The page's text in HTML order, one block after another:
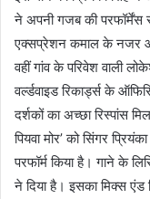
ने अपनी गजब की परफॉर्मेंस
एक्सप्रेशन कमाल के नजर आ
वहीं गांव के परिवेश वाली
वर्ल्डवाइड रिकार्ड्स के
दर्शकों का अच्छा रिस्पांस
पियवा मोर’ को सिंगर
परफॉर्म किया है। गाने के
ने दिया है। इसका मिक्स एंड